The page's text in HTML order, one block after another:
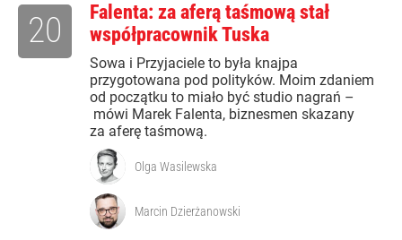
Falenta: za aferą taśmową stał
współpracownik Tuska
Sowa i Przyjaciele to była knajpa
przygotowana pod polityków. Moim zdaniem
od początku to miało być studio nagrań –
mówi Marek Falenta, biznesmen skazany
za aferę taśmową.
20
Olga Wasilewska
Marcin Dzierżanowski